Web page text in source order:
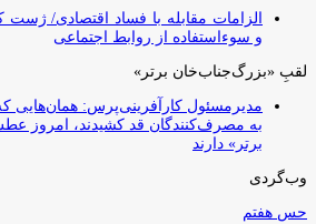
الزامات مقابله با فساد اقتصادی/ ژست
و سوءاستفاده از روابط اجتماعی
لقبِ «بزرگ‌جناب‌خان برتر»
مدیرمسئول کارآفرینی‌پرس: همان‌هایی
به مصرف‌کنندگان قد کشیدند، امروز
برتر» دارند
وب‌گردی
حس هفتم